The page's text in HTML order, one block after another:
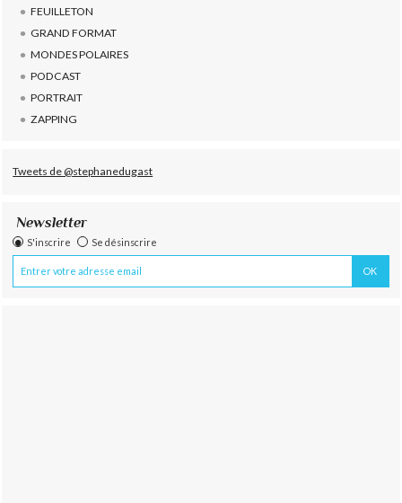
FEUILLETON
GRAND FORMAT
MONDES POLAIRES
PODCAST
PORTRAIT
ZAPPING
Tweets de @stephanedugast
Newsletter
S'inscrire Se désinscrire